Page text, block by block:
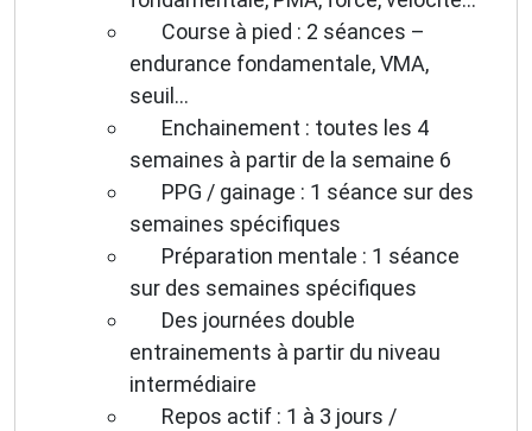
Course à pied : 2 séances –
endurance fondamentale, VMA,
seuil...
Enchainement : toutes les 4
semaines à partir de la semaine 6
PPG / gainage : 1 séance sur des
semaines spécifiques
Préparation mentale : 1 séance
sur des semaines spécifiques
Des journées double
entrainements à partir du niveau
intermédiaire
Repos actif : 1 à 3 jours /